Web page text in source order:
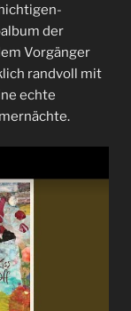
der
Vorgänger
randvoll mit
echte